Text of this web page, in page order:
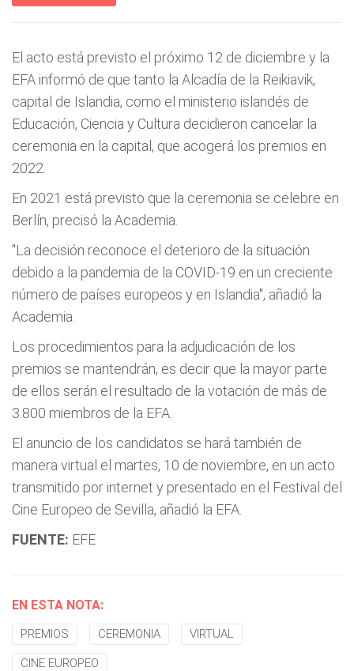
El acto está previsto el próximo 12 de diciembre y la
EFA informó de que tanto la Alcadía de la Reikiavik,
capital de Islandia, como el ministerio islandés de
Educación, Ciencia y Cultura decidieron cancelar la
ceremonia en la capital, que acogerá los premios en
2022.
En 2021 está previsto que la ceremonia se celebre en
Berlín, precisó la Academia.
"La decisión reconoce el deterioro de la situación
debido a la pandemia de la COVID-19 en un creciente
número de países europeos y en Islandia", añadió la
Academia.
Los procedimientos para la adjudicación de los
premios se mantendrán, es decir que la mayor parte
de ellos serán el resultado de la votación de más de
3.800 miembros de la EFA.
El anuncio de los candidatos se hará también de
manera virtual el martes, 10 de noviembre, en un acto
transmitido por internet y presentado en el Festival del
Cine Europeo de Sevilla, añadió la EFA.
FUENTE: EFE
EN ESTA NOTA:
PREMIOS CEREMONIA VIRTUAL
CINE EUROPEO